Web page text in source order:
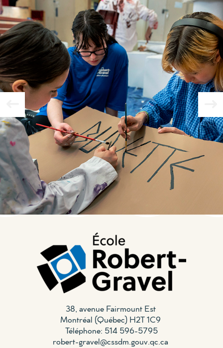
38, avenue Fairmount Est
Montréal (Québec) H2T 1C9
Téléphone: 514 596-5795
robert-gravel@cssdm.gouv.qc.ca